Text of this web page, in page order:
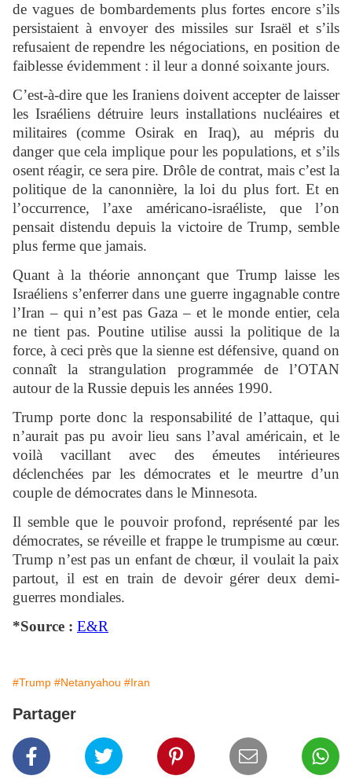
de vagues de bombardements plus fortes encore s’ils
persistaient à envoyer des missiles sur Israël et s’ils
refusaient de rependre les négociations, en position de
faiblesse évidemment : il leur a donné soixante jours.
C’est-à-dire que les Iraniens doivent accepter de laisser
les Israéliens détruire leurs installations nucléaires et
militaires (comme Osirak en Iraq), au mépris du
danger que cela implique pour les populations, et s’ils
osent réagir, ce sera pire. Drôle de contrat, mais c’est la
politique de la canonnière, la loi du plus fort. Et en
l’occurrence, l’axe américano-israéliste, que l’on
pensait distendu depuis la victoire de Trump, semble
plus ferme que jamais.
Quant à la théorie annonçant que Trump laisse les
Israéliens s’enferrer dans une guerre ingagnable contre
l’Iran – qui n’est pas Gaza – et le monde entier, cela
ne tient pas. Poutine utilise aussi la politique de la
force, à ceci près que la sienne est défensive, quand on
connaît la strangulation programmée de l’OTAN
autour de la Russie depuis les années 1990.
Trump porte donc la responsabilité de l’attaque, qui
n’aurait pas pu avoir lieu sans l’aval américain, et le
voilà vacillant avec des émeutes intérieures
déclenchées par les démocrates et le meurtre d’un
couple de démocrates dans le Minnesota.
Il semble que le pouvoir profond, représenté par les
démocrates, se réveille et frappe le trumpisme au cœur.
Trump n’est pas un enfant de chœur, il voulait la paix
partout, il est en train de devoir gérer deux demi-
guerres mondiales.
*Source : E&R
#Trump #Netanyahou #Iran
Partager